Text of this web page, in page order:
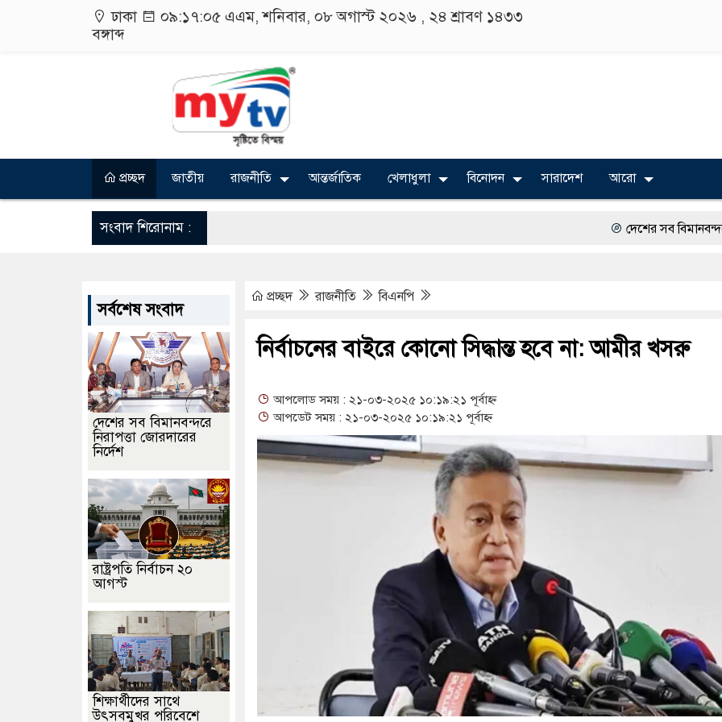
ঢাকা ০৯:১৭:০৬ এএম, শনিবার, ০৮ অগাস্ট ২০২৬ , ২৪ শ্রাবণ ১৪৩৩
বঙ্গাব্দ
প্রচ্ছদ জাতীয় রাজনীতি আন্তর্জাতিক খেলাধুলা বিনোদন সারাদেশ আরো
সংবাদ শিরোনাম : দেশের সব বিমানবন্দরে নিরাপত্তা
অত্যাচারের ছবি যেন আর
সারজিস-পাটোয়ারীসহ ১০ জনের
‘স্কুটি নাকি গোল্ড?’
১৫২২ পুলিশ সদস্যকে চাকরিতে
সার্ককে আরও গতিশীল করতে চায়
প্রধানমন্ত্রীর সঙ্গে নবনিযুক্ত
জামায়াত ফেরেশতাদের দল নয়,
প্রচ্ছদ রাজনীতি বিএনপি
নির্বাচনের বাইরে কোনো সিদ্ধান্ত হবে না: আমীর খসরু
আপলোড সময় : ২১-০৩-২০২৫ ১০:১৯:২১ পূর্বাহ্ন
আপডেট সময় : ২১-০৩-২০২৫ ১০:১৯:২১ পূর্বাহ্ন
সর্বশেষ সংবাদ
দেশের সব বিমানবন্দরে
নিরাপত্তা জোরদারের
নির্দেশ
রাষ্ট্রপতি নির্বাচন ২০
আগস্ট
শিক্ষার্থীদের সাথে
উৎসবমুখর পরিবেশে